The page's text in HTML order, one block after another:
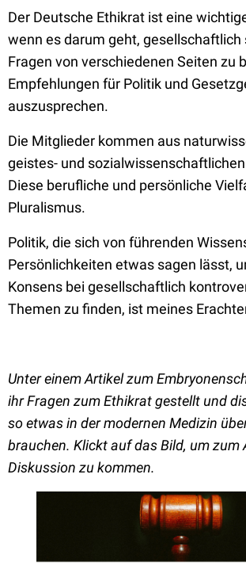
Der Deutsche Ethikrat ist eine
wenn es darum geht, gesellschaftlich
Fragen von verschiedenen Seiten zu
Empfehlungen für Politik und
auszusprechen.
Die Mitglieder kommen aus
geistes- und
Diese berufliche und persönliche
Pluralismus.
Politik, die sich von führenden
Persönlichkeiten etwas sagen lässt,
Konsens bei gesellschaftlich
Themen zu finden, ist meines
Unter einem Artikel zum
ihr Fragen zum Ethikrat gestellt und
so etwas in der modernen Medizin
brauchen. Klickt auf das Bild, um zum
Diskussion zu kommen.